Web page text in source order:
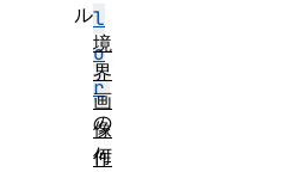
l
o
r
の
何
ル
境
界
画
像
作